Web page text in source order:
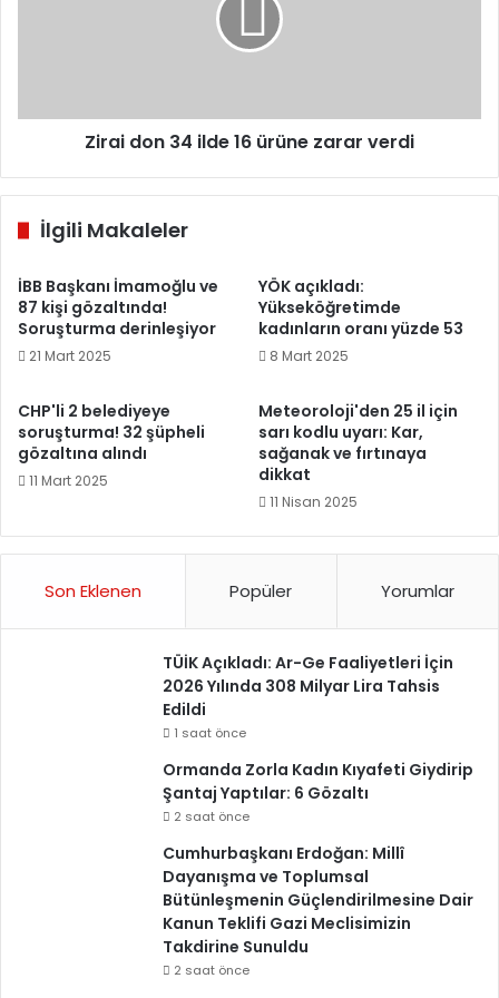
Zirai don 34 ilde 16 ürüne zarar verdi
İlgili Makaleler
İBB Başkanı İmamoğlu ve
87 kişi gözaltında!
Soruşturma derinleşiyor
21 Mart 2025
YÖK açıkladı:
Yükseköğretimde
kadınların oranı yüzde 53
8 Mart 2025
CHP'li 2 belediyeye
soruşturma! 32 şüpheli
gözaltına alındı
11 Mart 2025
Meteoroloji'den 25 il için
sarı kodlu uyarı: Kar,
sağanak ve fırtınaya
dikkat
11 Nisan 2025
Son Eklenen Popüler Yorumlar
TÜİK Açıkladı: Ar-Ge Faaliyetleri İçin
2026 Yılında 308 Milyar Lira Tahsis
Edildi
1 saat önce
Ormanda Zorla Kadın Kıyafeti Giydirip
Şantaj Yaptılar: 6 Gözaltı
2 saat önce
Cumhurbaşkanı Erdoğan: Millî
Dayanışma ve Toplumsal
Bütünleşmenin Güçlendirilmesine Dair
Kanun Teklifi Gazi Meclisimizin
Takdirine Sunuldu
2 saat önce